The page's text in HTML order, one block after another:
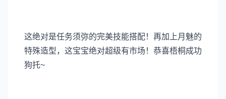
这绝对是任务须弥的完美技能搭配！再加上月魅的
特殊造型，这宝宝绝对超级有市场！恭喜梧桐成功
狗托~